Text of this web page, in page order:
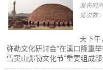
发布时
览次数
佛旅
天下午
弥勒文化研讨会”在溪口隆重
雪窦山弥勒文化节”重要组成部